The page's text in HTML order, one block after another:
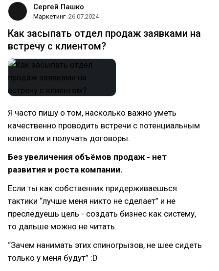
Сергей Пашко
Маркетинг 26.07.2024
Как засыпать отдел продаж заявками на
встречу с клиентом?
Я часто пишу о том, насколько важно уметь
качественно проводить встречи с потенциальным
клиентом и получать договоры.
Без увеличения объёмов продаж - нет
развития и роста компании.
Если ты как собственник придерживаешься
тактики “лучше меня никто не сделает” и не
преследуешь цель - создать бизнес как систему,
то дальше можно не читать.
“Зачем нанимать этих спиногрызов, не шее сидеть
только у меня будут” :D